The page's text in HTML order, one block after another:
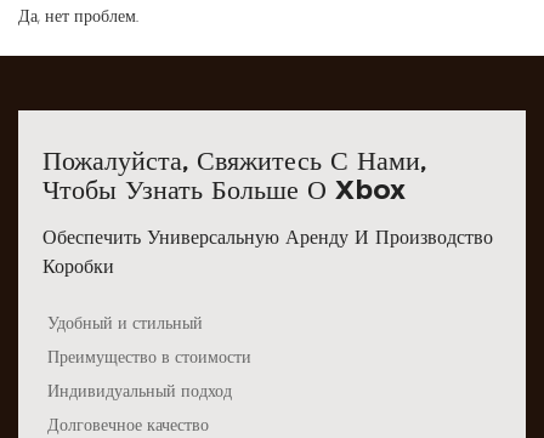
Да, нет проблем.
Пожалуйста, Свяжитесь С Нами,
Чтобы Узнать Больше О Xbox
Обеспечить Универсальную Аренду И Производство
Коробки
Удобный и стильный
Преимущество в стоимости
Индивидуальный подход
Долговечное качество